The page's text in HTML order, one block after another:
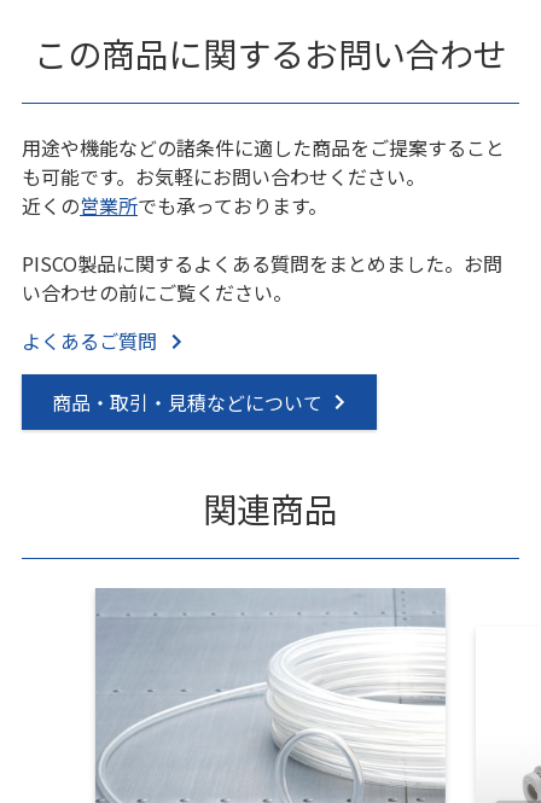
この商品に関するお問い合わせ
用途や機能などの諸条件に適した商品をご提案すること
も可能です。お気軽にお問い合わせください。
近くの営業所でも承っております。
PISCO製品に関するよくある質問をまとめました。お問
い合わせの前にご覧ください。
よくあるご質問
商品・取引・見積などについて
関連商品